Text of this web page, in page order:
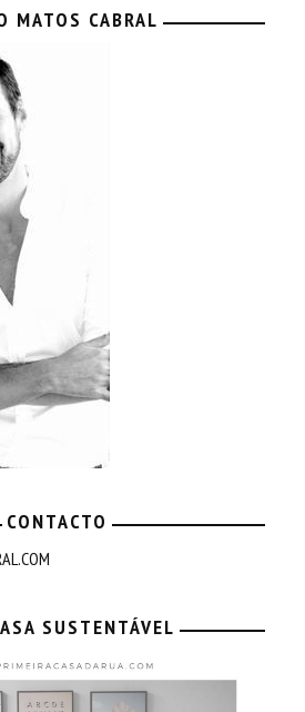
MATOS CABRAL
CONTACTO
SUSTENTÁVEL